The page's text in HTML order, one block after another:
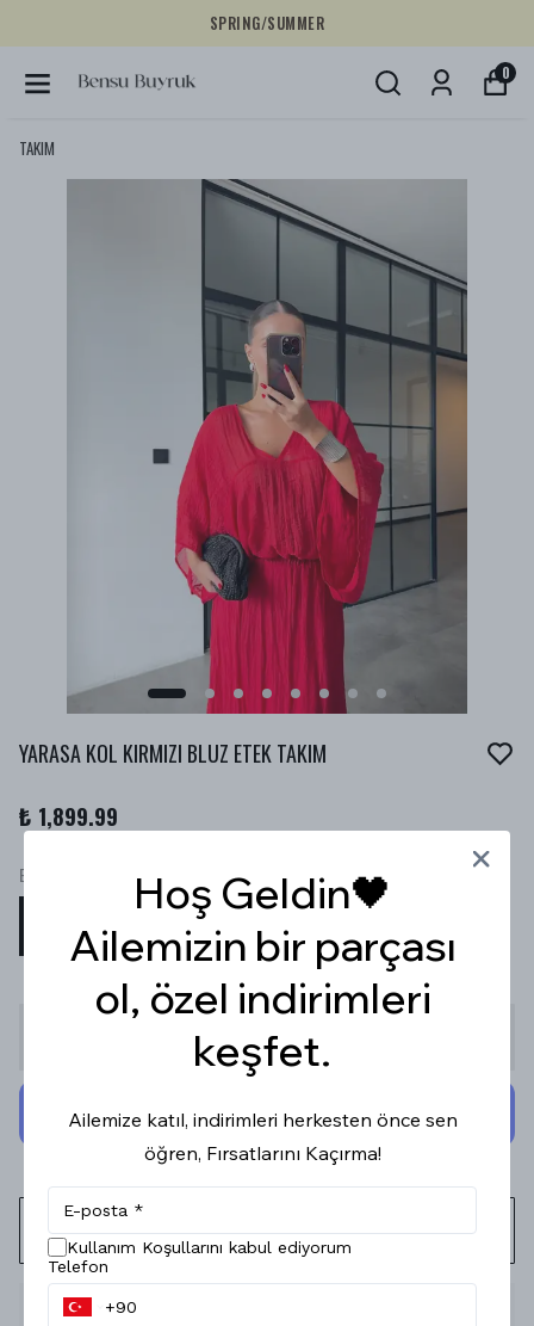
YENİ KOLEKSİYONU KEŞFET!
0
TAKIM
YARASA KOL KIRMIZI BLUZ ETEK TAKIM
₺ 1,899.99
Beden
M L
Stoğa Gelince Haber Ver
WHATSAPP
Ürün Açıklaması
Hoş Geldin🖤
Ailemizin bir parçası
ol, özel indirimleri
keşfet.
Ailemize katıl, indirimleri herkesten önce sen
öğren, Fırsatlarını Kaçırma!
Kullanım Koşullarını kabul ediyorum
Telefon